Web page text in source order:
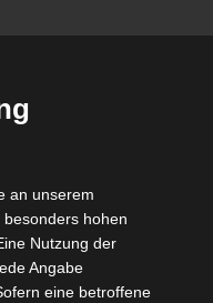
an unserem
hohen
Nutzung der
Angabe
eine betroffene